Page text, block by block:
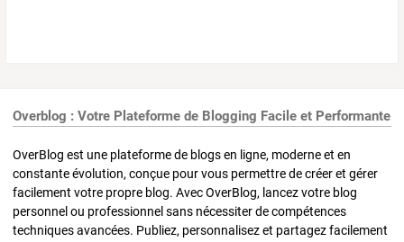
Overblog : Votre Plateforme de Blogging Facile et Performante
OverBlog est une plateforme de blogs en ligne, moderne et en
constante évolution, conçue pour vous permettre de créer et gérer
facilement votre propre blog. Avec OverBlog, lancez votre blog
personnel ou professionnel sans nécessiter de compétences
techniques avancées. Publiez, personnalisez et partagez facilement